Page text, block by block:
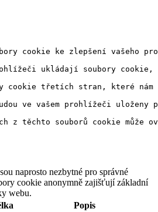
cookie ke zlepšení vašeho
ukládají soubory
cookie třetích stran, které
ve vašem prohlížeči
z těchto souborů cookie může
naprosto nezbytné pro správné
cookie anonymně zajišťují základní
webu.
Popis